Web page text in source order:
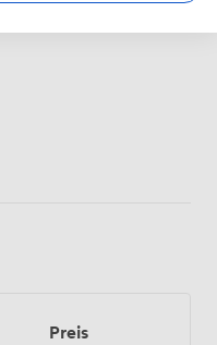
Preis